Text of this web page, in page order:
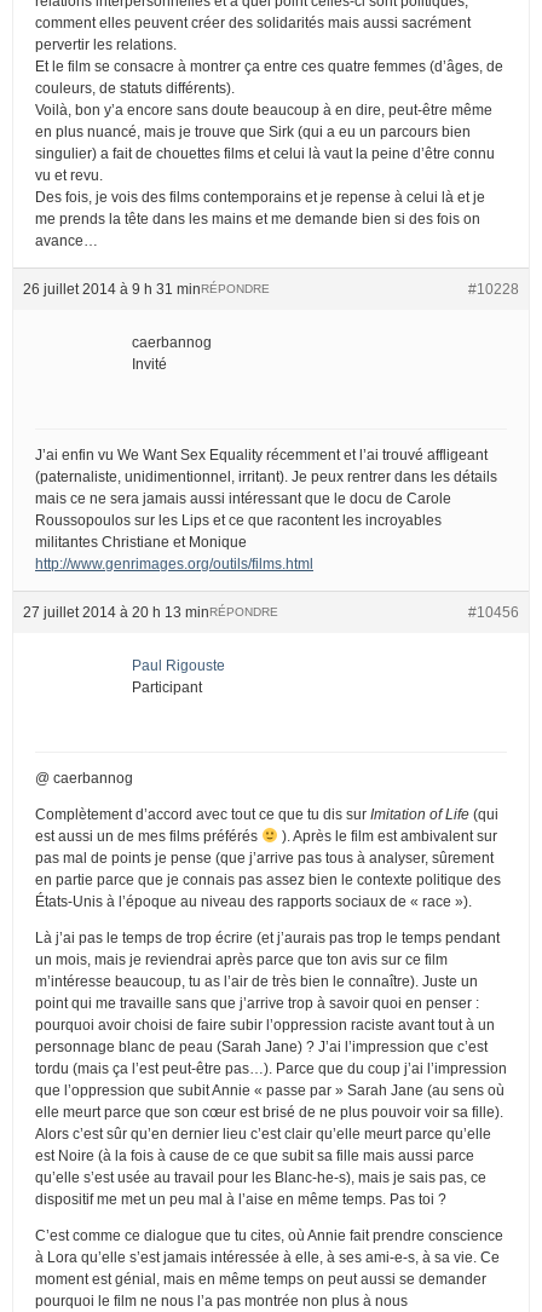
comment elles peuvent créer des solidarités mais aussi sacrément
pervertir les relations.
Et le film se consacre à montrer ça entre ces quatre femmes (d’âges, de
couleurs, de statuts différents).
Voilà, bon y’a encore sans doute beaucoup à en dire, peut-être même
en plus nuancé, mais je trouve que Sirk (qui a eu un parcours bien
singulier) a fait de chouettes films et celui là vaut la peine d’être connu
vu et revu.
Des fois, je vois des films contemporains et je repense à celui là et je
me prends la tête dans les mains et me demande bien si des fois on
avance…
26 juillet 2014 à 9 h 31 min #10228
RÉPONDRE
caerbannog
Invité
J’ai enfin vu We Want Sex Equality récemment et l’ai trouvé affligeant
(paternaliste, unidimentionnel, irritant). Je peux rentrer dans les détails
mais ce ne sera jamais aussi intéressant que le docu de Carole
Roussopoulos sur les Lips et ce que racontent les incroyables
militantes Christiane et Monique
http://www.genrimages.org/outils/films.html
27 juillet 2014 à 20 h 13 min #10456
RÉPONDRE
Paul Rigouste
Participant
@ caerbannog
Complètement d’accord avec tout ce que tu dis sur Imitation of Life (qui
est aussi un de mes films préférés
). Après le film est ambivalent sur
pas mal de points je pense (que j’arrive pas tous à analyser, sûrement
en partie parce que je connais pas assez bien le contexte politique des
États-Unis à l’époque au niveau des rapports sociaux de « race »).
Là j’ai pas le temps de trop écrire (et j’aurais pas trop le temps pendant
un mois, mais je reviendrai après parce que ton avis sur ce film
m’intéresse beaucoup, tu as l’air de très bien le connaître). Juste un
point qui me travaille sans que j’arrive trop à savoir quoi en penser :
pourquoi avoir choisi de faire subir l’oppression raciste avant tout à un
personnage blanc de peau (Sarah Jane) ? J’ai l’impression que c’est
tordu (mais ça l’est peut-être pas…). Parce que du coup j’ai l’impression
que l’oppression que subit Annie « passe par » Sarah Jane (au sens où
elle meurt parce que son cœur est brisé de ne plus pouvoir voir sa fille).
Alors c’est sûr qu’en dernier lieu c’est clair qu’elle meurt parce qu’elle
est Noire (à la fois à cause de ce que subit sa fille mais aussi parce
qu’elle s’est usée au travail pour les Blanc-he-s), mais je sais pas, ce
dispositif me met un peu mal à l’aise en même temps. Pas toi ?
C’est comme ce dialogue que tu cites, où Annie fait prendre conscience
à Lora qu’elle s’est jamais intéressée à elle, à ses ami-e-s, à sa vie. Ce
moment est génial, mais en même temps on peut aussi se demander
pourquoi le film ne nous l’a pas montrée non plus à nous